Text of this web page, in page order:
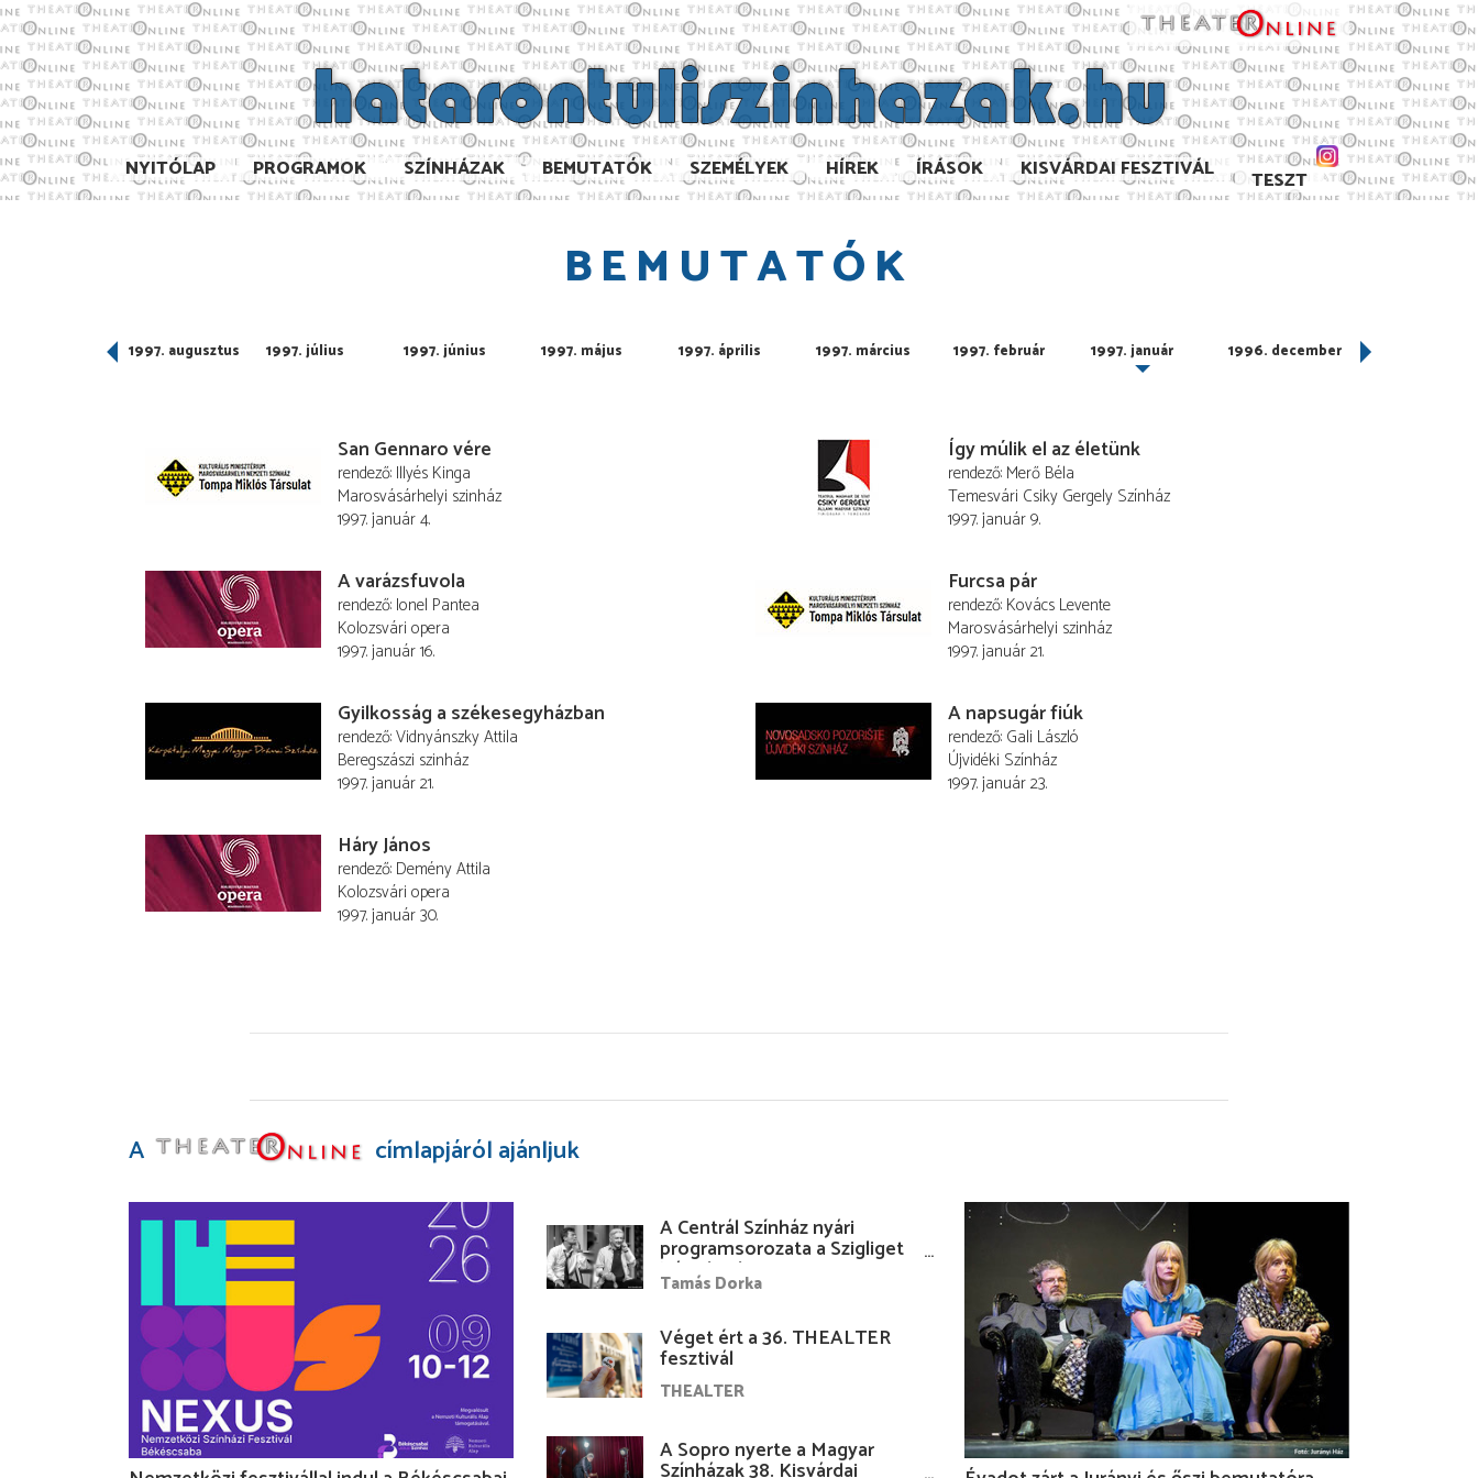
NYITÓLAP PROGRAMOK SZÍNHÁZAK BEMUTATÓK SZEMÉLYEK HÍREK ÍRÁSOK KISVÁRDAI FESZTIVÁL TESZT
BEMUTATÓK
szeptember 1997. augusztus 1997. július 1997. június 1997. május 1997. április 1997. március 1997. február 1997. január 1996. december 1996.
San Gennaro vére
rendező Illyés Kinga
Marosvásárhelyi szinház
1997. január 4.
Így múlik el az életünk
rendező Merő Béla
Temesvári Csiky Gergely Színház
1997. január 9.
A varázsfuvola
rendező Ionel Pantea
Kolozsvári opera
1997. január 16.
Furcsa pár
rendező Kovács Levente
Marosvásárhelyi szinház
1997. január 21.
Gyilkosság a székesegyházban
rendező Vidnyánszky Attila
Beregszászi szinház
1997. január 21.
A napsugár fiúk
rendező Gali László
Újvidéki Színház
1997. január 23.
Háry János
rendező Demény Attila
Kolozsvári opera
1997. január 30.
A címlapjáról ajánljuk
A Centrál Színház nyári
programsorozata a Szigliget
Várudvarban
Tamás Dorka
Véget ért a 36. THEALTER
fesztivál
THEALTER
A Sopro nyerte a Magyar